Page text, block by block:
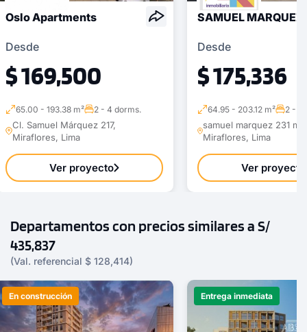
Oslo Apartments
Desde
$ 169,500
65.00 - 193.38 m² 2 - 4 dorms.
Cl. Samuel Márquez 217,
Miraflores, Lima
Ver proyecto
SAMUEL MARQUEZ
Desde
$ 175,336
64.95 - 203.12 m² 2 - 3
samuel marquez 231
Miraflores, Lima
Ver proyecto
Departamentos con precios similares a S/
435,837
(Val. referencial $ 128,414)
En construcción Entrega inmediata